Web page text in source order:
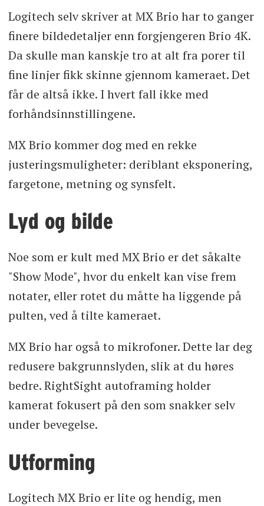
Logitech selv skriver at MX Brio har to ganger
finere bildedetaljer enn forgjengeren Brio 4K.
Da skulle man kanskje tro at alt fra porer til
fine linjer fikk skinne gjennom kameraet. Det
får de altså ikke. I hvert fall ikke med
forhåndsinnstillingene.
MX Brio kommer dog med en rekke
justeringsmuligheter: deriblant eksponering,
fargetone, metning og synsfelt.
Lyd og bilde
Noe som er kult med MX Brio er det såkalte
"Show Mode", hvor du enkelt kan vise frem
notater, eller rotet du måtte ha liggende på
pulten, ved å tilte kameraet.
MX Brio har også to mikrofoner. Dette lar deg
redusere bakgrunnslyden, slik at du høres
bedre. RightSight autoframing holder
kamerat fokusert på den som snakker selv
under bevegelse.
Utforming
Logitech MX Brio er lite og hendig, men